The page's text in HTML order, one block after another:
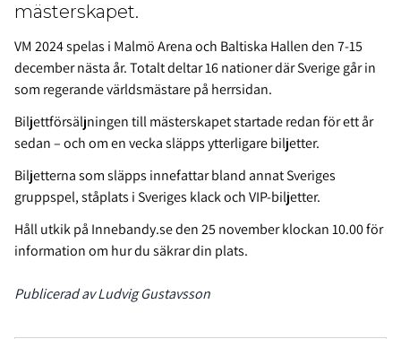
mästerskapet.
VM 2024 spelas i Malmö Arena och Baltiska Hallen den 7-15
december nästa år. Totalt deltar 16 nationer där Sverige går in
som regerande världsmästare på herrsidan.
Biljettförsäljningen till mästerskapet startade redan för ett år
sedan – och om en vecka släpps ytterligare biljetter.
Biljetterna som släpps innefattar bland annat Sveriges
gruppspel, ståplats i Sveriges klack och VIP-biljetter.
Håll utkik på Innebandy.se den 25 november klockan 10.00 för
information om hur du säkrar din plats.
Publicerad av Ludvig Gustavsson